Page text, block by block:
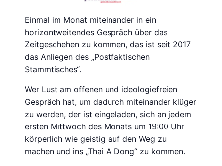
Einmal im Monat miteinander in ein
horizontweitendes Gespräch über das
Zeitgeschehen zu kommen, das ist seit 2017
das Anliegen des „Postfaktischen
Stammtisches“.
Wer Lust am offenen und ideologiefreien
Gespräch hat, um dadurch miteinander klüger
zu werden, der ist eingeladen, sich an jedem
ersten Mittwoch des Monats um 19:00 Uhr
körperlich wie geistig auf den Weg zu
machen und ins „Thai A Dong“ zu kommen.